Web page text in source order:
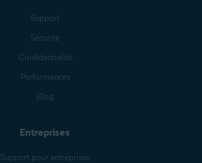
Support
Sécurité
Confidentialité
Performances
Blog
Entreprises
Support pour entreprises